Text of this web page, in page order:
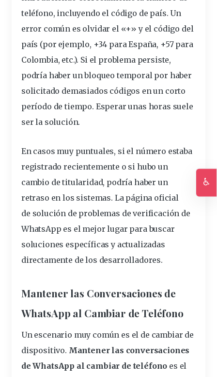
teléfono, incluyendo el código de país. Un
error común es olvidar el «+» y el código del
país (por ejemplo, +34 para España, +57 para
Colombia, etc.). Si el problema persiste,
podría haber un bloqueo temporal por haber
solicitado demasiados códigos en un corto
período de tiempo. Esperar unas horas suele
ser la solución.
En casos muy puntuales, si el número estaba
registrado recientemente o si hubo un
cambio de titularidad, podría haber un
retraso en los sistemas. La página oficial
de solución de problemas de verificación de
WhatsApp es el mejor lugar para buscar
soluciones específicas y actualizadas
directamente de los desarrolladores.
Mantener las Conversaciones de
WhatsApp al Cambiar de Teléfono
Un escenario muy común es el de cambiar de
dispositivo. Mantener las conversaciones
de WhatsApp al cambiar de teléfono es el
♿